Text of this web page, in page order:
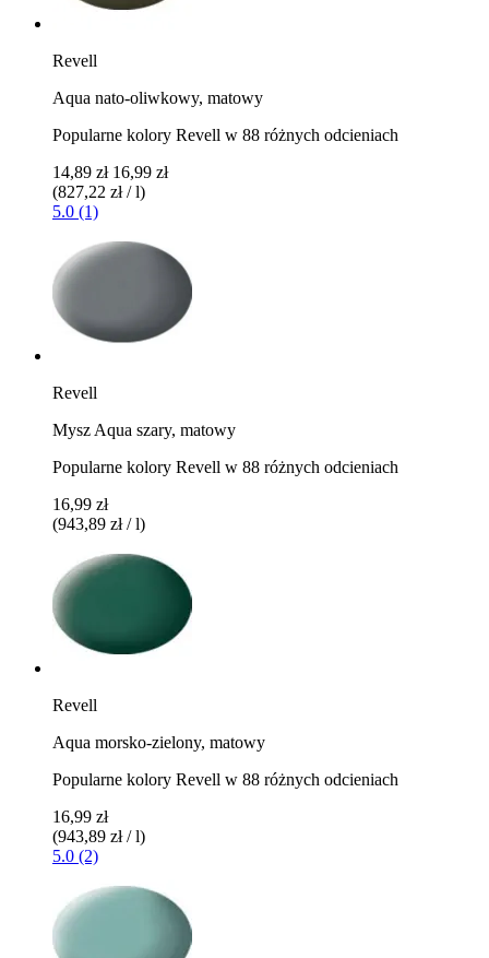
Revell
Aqua nato-oliwkowy, matowy
Popularne kolory Revell w 88 różnych odcieniach
14,89 zł 16,99 zł
(827,22 zł / l)
5.0 (1)
Revell
Mysz Aqua szary, matowy
Popularne kolory Revell w 88 różnych odcieniach
16,99 zł
(943,89 zł / l)
Revell
Aqua morsko-zielony, matowy
Popularne kolory Revell w 88 różnych odcieniach
16,99 zł
(943,89 zł / l)
5.0 (2)